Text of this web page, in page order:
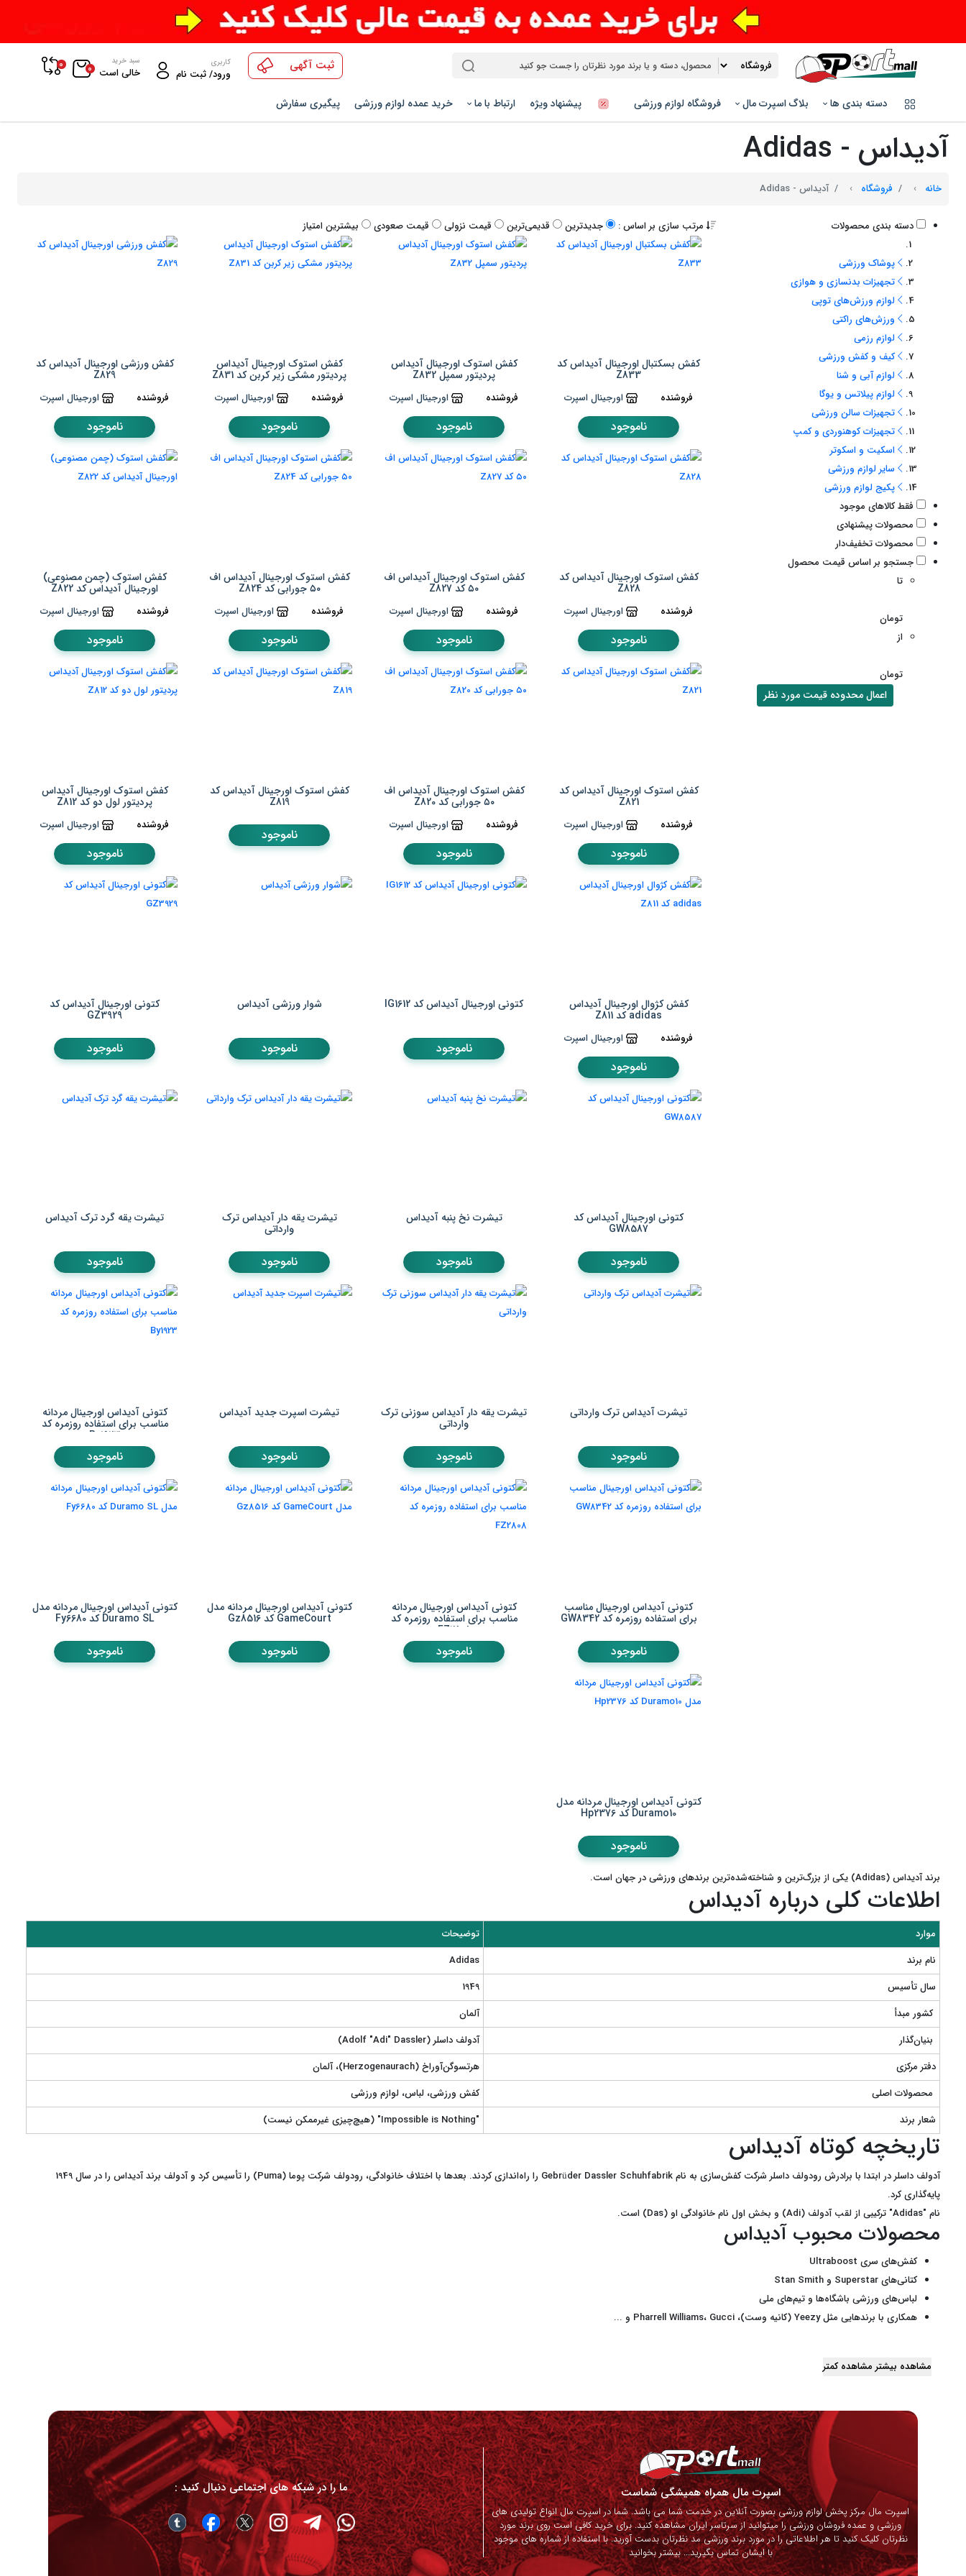
ثبت آگهی کاربری
ورود/ ثبت نام
سبد خرید
خالی است 0
0
دسته بندی ها بلاگ اسپرت مال فروشگاه لوازم ورزشی پیشنهاد ویژه ارتباط با ما خرید عمده لوازم ورزشی پیگیری سفارش
آدیداس - Adidas
خانه فروشگاه آدیداس - Adidas
دسته بندی محصولات
پوشاک ورزشی
تجهیزات بدنسازی و هوازی
لوازم ورزش‌های توپی
ورزش‌های راکتی
لوازم رزمی
کیف و کفش ورزشی
لوازم آبی و شنا
لوازم پیلاتس و یوگا
تجهیزات سالن ورزشی
تجهیزات کوهنوردی و کمپ
اسکیت و اسکوتر
سایر لوازم ورزشی
پکیج لوازم ورزشی
فقط کالاهای موجود
محصولات پیشنهادی
محصولات تخفیف‌دار
جستجو بر اساس قیمت محصول
تا
تومان
از
تومان
اعمال محدوده قیمت مورد نظر
مرتب سازی بر اساس : جدیدترین قدیمی‌ترین قيمت نزولی قيمت صعودی بیشترین امتیاز
کفش بسکتبال اورجینال آدیداس کد
Z833
فروشنده اورجینال اسپرت
ناموجود
کفش استوک اورجینال آدیداس
پردیتور سمپل Z832
فروشنده اورجینال اسپرت
ناموجود
کفش استوک اورجینال آدیداس
پردیتور مشکی زیر کربن کد Z831
فروشنده اورجینال اسپرت
ناموجود
کفش ورزشی اورجینال آدیداس کد
Z829
فروشنده اورجینال اسپرت
ناموجود
کفش استوک اورجینال آدیداس کد
Z828
فروشنده اورجینال اسپرت
ناموجود
کفش استوک اورجینال آدیداس اف
۵۰ کد Z827
فروشنده اورجینال اسپرت
ناموجود
کفش استوک اورجینال آدیداس اف
۵۰ جورابی کد Z824
فروشنده اورجینال اسپرت
ناموجود
کفش استوک (چمن مصنوعی)
اورجینال آدیداس کد Z822
فروشنده اورجینال اسپرت
ناموجود
کفش استوک اورجینال آدیداس کد
Z821
فروشنده اورجینال اسپرت
ناموجود
کفش استوک اورجینال آدیداس اف
۵۰ جورابی کد Z820
فروشنده اورجینال اسپرت
ناموجود
کفش استوک اورجینال آدیداس کد
Z819
ناموجود
کفش استوک اورجینال آدیداس
پردیتور لول دو کد Z812
فروشنده اورجینال اسپرت
ناموجود
کفش کژوال اورجینال آدیداس
adidas کد Z811
فروشنده اورجینال اسپرت
ناموجود
کتونی اورجینال آدیداس کد IG1612
ناموجود
شوار ورزشی آدیداس
ناموجود
کتونی اورجینال آدیداس کد
GZ3929
ناموجود
کتونی اورجینال آدیداس کد
GW8587
ناموجود
تیشرت نخ پنبه آدیداس
ناموجود
تیشرت یقه دار آدیداس ترک
وارداتی
ناموجود
تیشرت یقه گرد ترک آدیداس
ناموجود
تیشرت آدیداس ترک وارداتی
ناموجود
تیشرت یقه دار آدیداس سوزنی ترک
وارداتی
ناموجود
تیشرت اسپرت جدید آدیداس
ناموجود
کتونی آدیداس اورجینال مردانه
مناسب برای استفاده روزمره کد
By1923
ناموجود
کتونی آدیداس اورجینال مناسب
برای استفاده روزمره کد GW8342
ناموجود
کتونی آدیداس اورجینال مردانه
مناسب برای استفاده روزمره کد
FZ2808
ناموجود
کتونی آدیداس اورجینال مردانه مدل
GameCourt کد Gz8516
ناموجود
کتونی آدیداس اورجینال مردانه مدل
Duramo SL کد Fy6680
ناموجود
کتونی آدیداس اورجینال مردانه مدل
Duramo10 کد Hp2376
ناموجود
برند آدیداس (Adidas) یکی از بزرگ‌ترین و شناخته‌شده‌ترین برندهای ورزشی در جهان است.
اطلاعات کلی درباره آدیداس
موارد
توضیحات
نام برند
Adidas
سال تأسیس
1949
کشور مبدأ
آلمان
بنیان‌گذار
آدولف داسلر (Adolf "Adi" Dassler)
دفتر مرکزی
هرتسوگن‌آوراخ (Herzogenaurach)، آلمان
محصولات اصلی
کفش ورزشی، لباس، لوازم ورزشی
شعار برند
"Impossible is Nothing" (هیچ‌چیزی غیرممکن نیست)
تاریخچه کوتاه آدیداس
آدولف داسلر در ابتدا با برادرش رودولف داسلر شرکت کفش‌سازی به نام Gebrüder Dassler Schuhfabrik را راه‌اندازی کردند. بعدها با اختلاف خانوادگی، رودولف شرکت پوما (Puma) را تأسیس کرد و آدولف برند آدیداس را در سال 1949
پایه‌گذاری کرد.
نام "Adidas" ترکیبی از لقب آدولف (Adi) و بخش اول نام خانوادگی او (Das) است.
محصولات محبوب آدیداس
کفش‌های سری Ultraboost
کتانی‌های Superstar و Stan Smith
لباس‌های ورزشی باشگاه‌ها و تیم‌های ملی
همکاری با برندهایی مثل Yeezy (کانیه وست)، Pharrell Williams، Gucci و ...
مشاهده بیشتر مشاهده کمتر
اسپرت مال همراه همیشگی شماست
اسپرت مال مرکز پخش لوازم ورزشی بصورت آنلاین در خدمت شما می باشد. شما در اسپرت مال انواع تولیدی های
ورزشی و عمده فروشان ورزشی را میتوانید از سرتاسر ایران مشاهده کنید. برای خرید کافی است روی برند مورد
نظرتان کلیک کنید تا هر اطلاعاتی را در مورد برند ورزشی مد نظرتان بدست آورید. با استفاده از شماره های موجود
با ایشان تماس بگیرید...بیشتر بخوانید
ما را در شبکه های اجتماعی دنبال کنید :